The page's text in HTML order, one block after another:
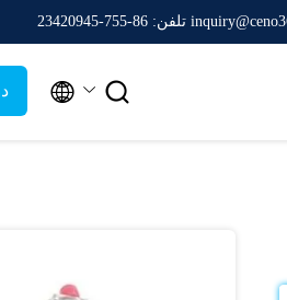
تلفن: 86-755-23420945
 